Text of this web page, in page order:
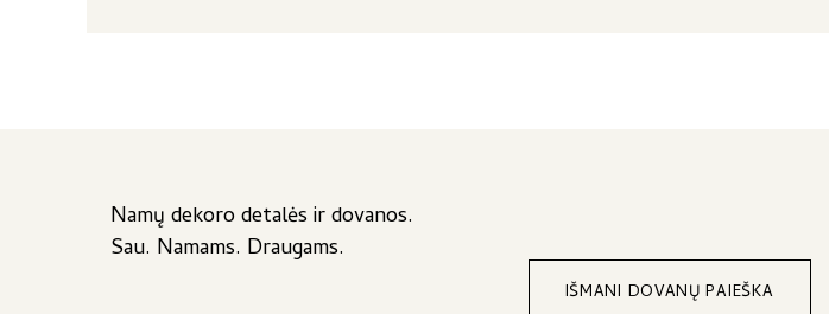
Namų dekoro detalės ir dovanos.
Sau. Namams. Draugams.
IŠMANI DOVANŲ PAIEŠKA